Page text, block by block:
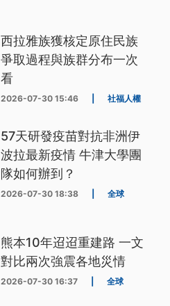
西拉雅族獲核定原住民族
爭取過程與族群分布一次
看
2026-07-30 15:46 社福人權
57天研發疫苗對抗非洲伊
波拉最新疫情 牛津大學團
隊如何辦到？
2026-07-30 18:38 全球
熊本10年迢迢重建路 一文
對比兩次強震各地災情
2026-07-30 16:37 全球